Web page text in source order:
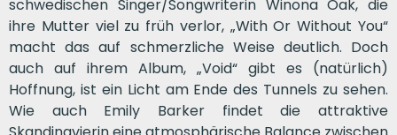
schwedischen Singer/Songwriterin Winona Oak, die
ihre Mutter viel zu früh verlor, „With Or Without You“
macht das auf schmerzliche Weise deutlich. Doch
auch auf ihrem Album, „Void“ gibt es (natürlich)
Hoffnung, ist ein Licht am Ende des Tunnels zu sehen.
Wie auch Emily Barker findet die attraktive